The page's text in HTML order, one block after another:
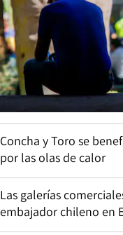
Concha y Toro se
por las olas de calor
Las galerías
embajador chileno en